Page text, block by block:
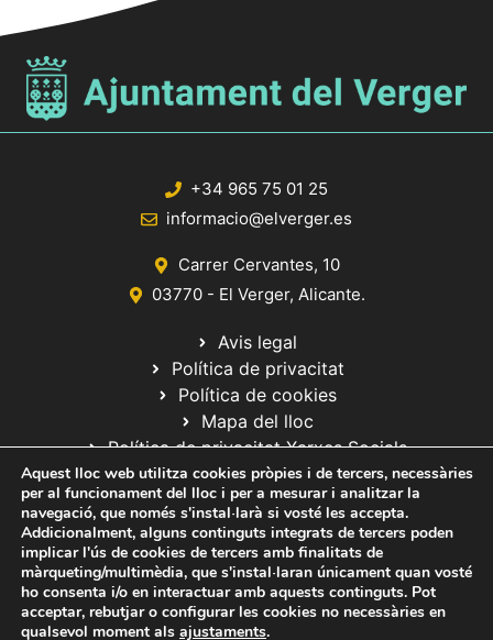
+34 965 75 01 25
informacio@elverger.es
Carrer Cervantes, 10
03770 - El Verger, Alicante.
Avis legal
Política de privacitat
Política de cookies
Mapa del lloc
Política de privacitat Xarxes Socials
© 2020 Web desarrollada por el Servicio de Informática de Diputación
de Alicante
Aquest lloc web utilitza cookies pròpies i de tercers, necessàries
per al funcionament del lloc i per a mesurar i analitzar la
navegació, que només s'instal·larà si vosté les accepta.
Addicionalment, alguns continguts integrats de tercers poden
implicar l'ús de cookies de tercers amb finalitats de
màrqueting/multimèdia, que s'instal·laran únicament quan vosté
ho consenta i/o en interactuar amb aquests continguts. Pot
acceptar, rebutjar o configurar les cookies no necessàries en
qualsevol moment als ajustaments.